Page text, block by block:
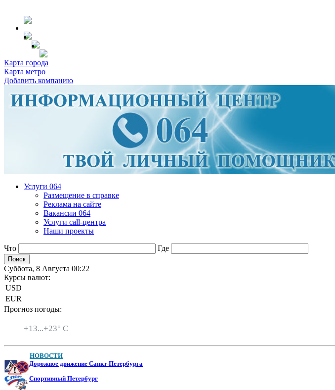
Карта города
Карта метро
Добавить компанию
Услуги 064
Размещение в справке
Реклама на сайте
Вакансии 064
Услуги call-центра
Наши проекты
Что Где
Суббота, 8 Августа 00:22
Курсы валют:
USD
EUR
Прогноз погоды:
+13...+23° C
НОВОСТИ
Дорожное движение Санкт-Петербурга
Спортивный Петербург